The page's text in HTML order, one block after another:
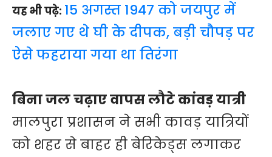
यह भी पढ़े: 15 अगस्त 1947 को जयपुर में
जलाए गए थे घी के दीपक, बड़ी चौपड़ पर
ऐसे फहराया गया था तिरंगा
बिना जल चढ़ाए वापस लौटे कांवड़ यात्री
मालपुरा प्रशासन ने सभी कावड़ यात्रियों
को शहर से बाहर ही बेरिकेड्स लगाकर